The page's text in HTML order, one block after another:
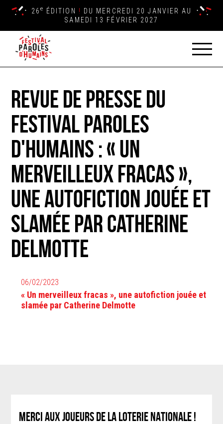
26 e ÉDITION ! DU MERCREDI 20 JANVIER AU
SAMEDI 13 FÉVRIER 2027
Revue de presse du
Festival Paroles
d'Humains : « Un
merveilleux fracas »,
une autofiction jouée et
slamée par Catherine
Delmotte
06/02/2023
« Un merveilleux fracas », une autofiction jouée et
slamée par Catherine Delmotte
MERCI AUX JOUEURS DE LA LOTERIE NATIONALE !